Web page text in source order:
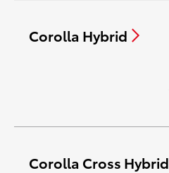
Corolla Hybrid
Corolla Cross Hybrid